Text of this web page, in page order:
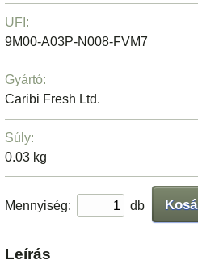
UFI:
9M00-A03P-N008-FVM7
Gyártó:
Caribi Fresh Ltd.
Súly:
0.03 kg
Mennyiség: db
Leírás